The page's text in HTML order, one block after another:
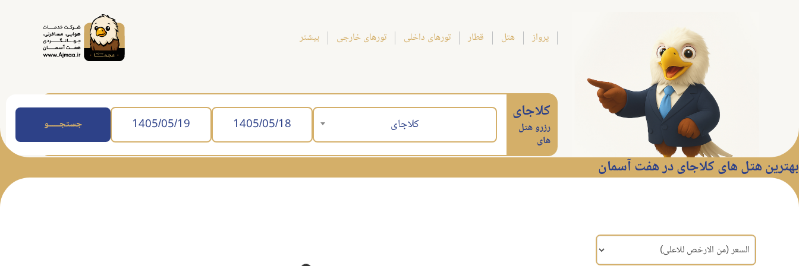
پرواز هتل قطار تورهای داخلی تورهای خارجی بیشتر
کلاجای
رزرو هتل
های
کلاجای جستجــــــو
بهترین هتل های کلاجای در هفت آسمان